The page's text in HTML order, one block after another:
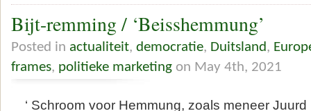
Bijt-remming / ‘Beisshemmung’
Posted in actualiteit, democratie, Duitsland,
frames, politieke marketing on May 4th, 2021
‘ Schroom voor Hemmung, zoals meneer